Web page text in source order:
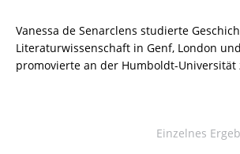
Vanessa de Senarclens studierte
Literaturwissenschaft in Genf, London
promovierte an der Humboldt-Universität
Einzelnes